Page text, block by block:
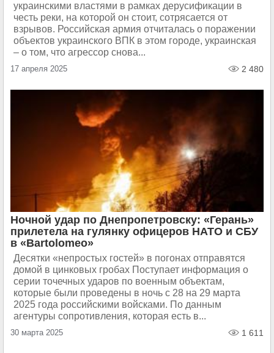
украинскими властями в рамках дерусификации в
честь реки, на которой он стоит, сотрясается от
взрывов. Российская армия отчиталась о поражении
объектов украинского ВПК в этом городе, украинская
– о том, что агрессор снова...
17 апреля 2025 2 480
Ночной удар по Днепропетровску: «Герань»
прилетела на гулянку офицеров НАТО и СБУ
в «Bartolomeo»
Десятки «непростых гостей» в погонах отправятся
домой в цинковых гробах Поступает информация о
серии точечных ударов по военным объектам,
которые были проведены в ночь с 28 на 29 марта
2025 года российскими войсками. По данным
агентуры сопротивления, которая есть в...
30 марта 2025 1 611